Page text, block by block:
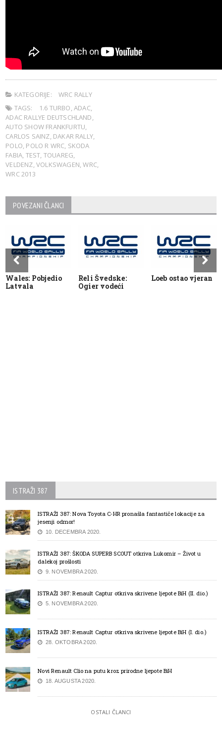
KATEGORIJE:
WRC RALLY
TAGS:
1.6 TURBO,ADAC,
ADAC RALLYE DEUTSCHLAND,
AUTO SHOW FRANKFURTU,
CARLOS SAINZ, DAKAR RALLY,
POLO, POLO R WRC, SKODA
FABIA, TEST, TOUAREG,
VELDENZ,VOLKSWAGEN,WRC,
WRC 2013
POVEZANI ČLANCI
Wales: Pobjedio
Latvala
Reli Švedske:
Ogier vodeći
Loeb ostao vjeran
ISTRAŽI 387
ISTRAŽI 387: Nova Toyota C-HR pronašla fantastiče lokacije za
jesenji odmor!
10. DECEMBRA 2020.
ISTRAŽI 387: ŠKODA SUPERB SCOUT otkriva Lukomir – Život u
dalekoj prošlosti
9. NOVEMBRA 2020.
ISTRAŽI 387: Renault Captur otkriva skrivene ljepote BiH (II. dio.)
5. NOVEMBRA 2020.
ISTRAŽI 387: Renault Captur otkriva skrivene ljepote BiH (I. dio.)
28. OKTOBRA 2020.
Novi Renault Clio na putu kroz prirodne ljepote BiH
18. AUGUSTA 2020.
OSTALI ČLANCI